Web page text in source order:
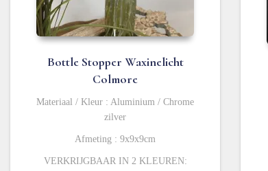
Bottle Stopper Waxinelicht
Colmore
Materiaal / Kleur : Aluminium / Chrome
zilver
Afmeting : 9x9x9cm
VERKRIJGBAAR IN 2 KLEUREN: